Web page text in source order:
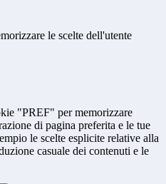
le scelte dell'utente
"PREF" per memorizzare
di pagina preferita e le tue
le scelte esplicite relative alla
casuale dei contenuti e le